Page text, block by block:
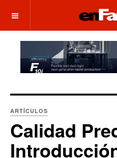
OFF CANVAS
ARTÍCULOS
Calidad